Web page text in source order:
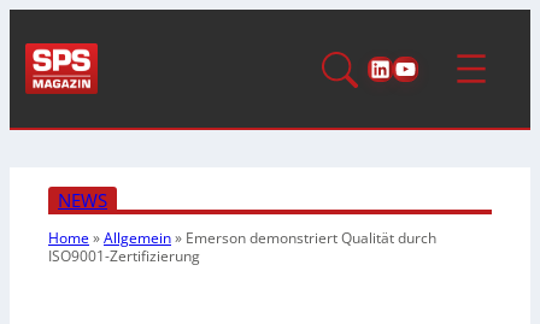
LinkedIn
YouTube
NEWS
Home»Allgemein» Emerson demonstriert Qualität durch
ISO9001-Zertifizierung